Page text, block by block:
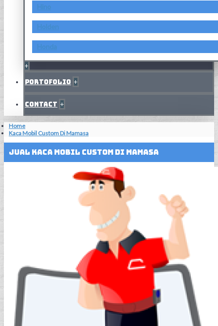
Hino
Holden
Honda
+
Portofolio +
Contact +
Home
Kaca Mobil Custom Di Mamasa
Jual Kaca Mobil Custom Di Mamasa